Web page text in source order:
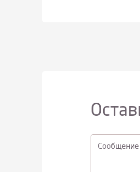
Cообщение